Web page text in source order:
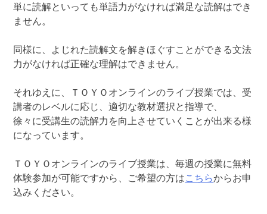
単に読解といっても単語力がなければ満足な読解はでき
ません。
同様に、よじれた読解文を解きほぐすことができる文法
力がなければ正確な理解はできません。
それゆえに、ＴＯＹＯオンラインのライブ授業では、受
講者のレベルに応じ、適切な教材選択と指導で、
徐々に受講生の読解力を向上させていくことが出来る様
になっています。
ＴＯＹＯオンラインのライブ授業は、毎週の授業に無料
体験参加が可能ですから、ご希望の方はこちらからお申
込みください。